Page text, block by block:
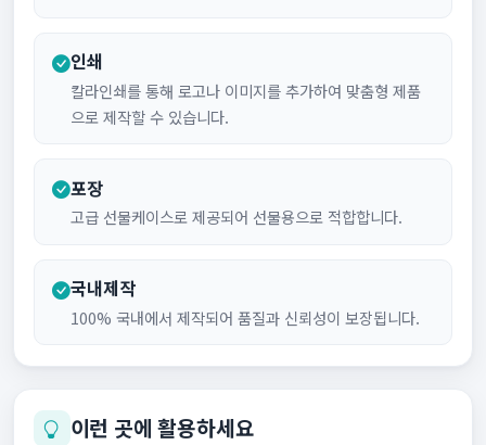
인쇄
칼라인쇄를 통해 로고나 이미지를 추가하여 맞춤형 제품
으로 제작할 수 있습니다.
포장
고급 선물케이스로 제공되어 선물용으로 적합합니다.
국내제작
100% 국내에서 제작되어 품질과 신뢰성이 보장됩니다.
이런 곳에 활용하세요